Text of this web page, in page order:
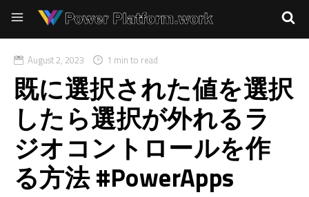
August 2, 2023 1 min to read
既に選択された値を選択
したら選択が外れるラ
ジオコントロールを作
る方法 #PowerApps